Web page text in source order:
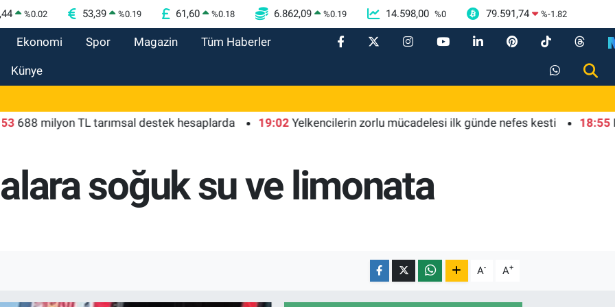
%0.02 53,39 %0.19 61,60 %0.18 6.862,09 %0.19 14.598,00 %0 79.591,74 %-1.82
Ekonomi Spor Magazin Tüm Haberler
Künye
TL tarımsal destek hesaplarda 19:02 Yelkencilerin zorlu mücadelesi ilk günde nefes kesti 18:55
soğuk su ve limonata
A- A+